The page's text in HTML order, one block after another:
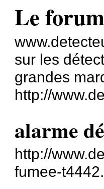
Le
sur les
grandes
http://
alarme
http://
fumee-